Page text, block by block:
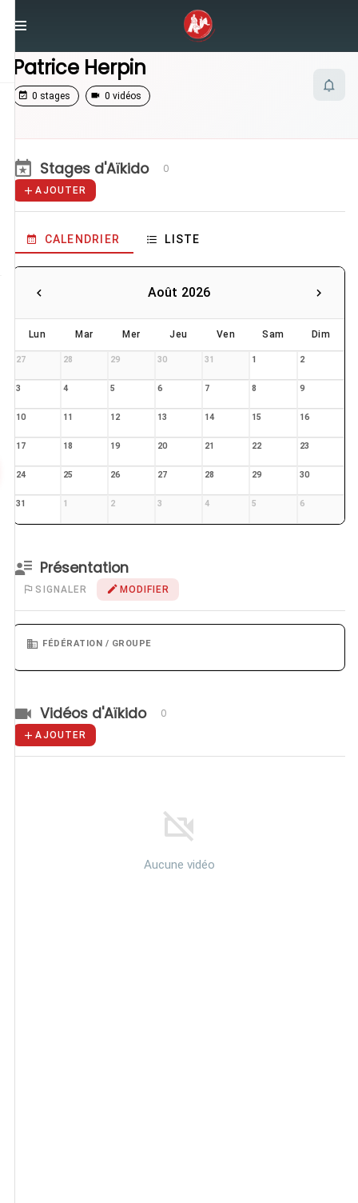
Patrice Herpin
Patrice Herpin
0 stages 0 vidéos
Stages d'Aïkido 0
AJOUTER
CALENDRIER LISTE
Août 2026
Lun Mar Mer Jeu Ven Sam Dim
27 28 29 30 31 1 2
3 4 5 6 7 8 9
10 11 12 13 14 15 16
17 18 19 20 21 22 23
24 25 26 27 28 29 30
31 1 2 3 4 5 6
Présentation
SIGNALER MODIFIER
FÉDÉRATION / GROUPE
Vidéos d'Aïkido 0
AJOUTER
Aucune vidéo